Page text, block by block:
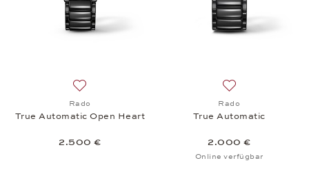
Rado
True Automatic Open Heart
2.500 €
Rado
True Automatic
2.000 €
Online verfügbar